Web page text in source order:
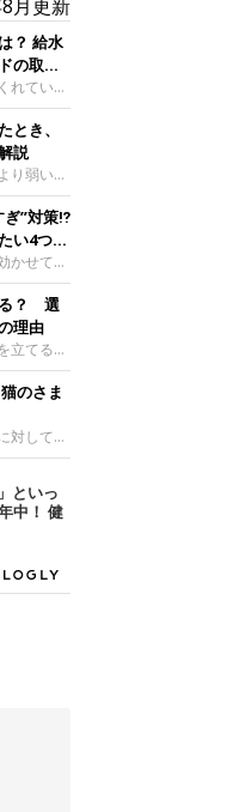
月更新
？ 給水
の取り
れていま
しいこ
いこと
は、給
水分を摂
回は獣医
らせるた
ていただ
好みにね
飲みボウ
より下
すいで
ため、
とき、
説
り弱い、
だんと違
んなと
認したら
鳴き方が
調の変化
相談室
き方の
も確認し
ー猫の鳴
している
だ、鳴
、体調
ぎ”対策⁉
い4つの
かせて室
にとって
度が低
、冷え
大切で
、猫の冷
ただき
部屋に
もち投稿
ときに、
屋や廊下
ドアは猫
る？ 選
理由
立てる程
シップの
、同じ家
感じる
で
を実施
でいると
。また、
太朗先生
選んで
す。約6
手を選ん
実施
のさま
対してあ
かし、実
ませ
えサイ
境学部
隈良枝
くのは、
ち投稿写
に対し
使いま
ややか細
ます
といっ
中！ 健